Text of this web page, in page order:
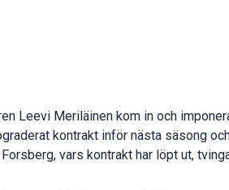
Leevi Meriläinen kom in och
kontrakt inför nästa säsong
Forsberg, vars kontrakt har löpt ut,